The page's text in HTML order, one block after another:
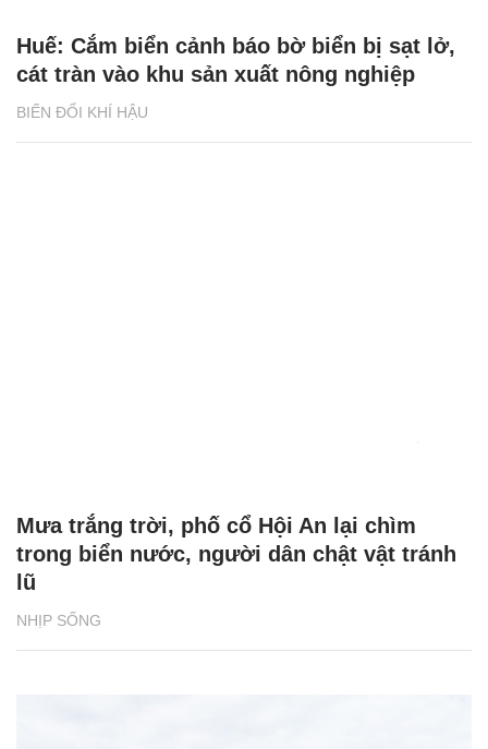
BIẾN ĐỔI KHÍ HẬU
Huế: Cắm biển cảnh báo bờ biển bị sạt lở,
cát tràn vào khu sản xuất nông nghiệp
NHỊP SỐNG
Mưa trắng trời, phố cổ Hội An lại chìm
trong biển nước, người dân chật vật tránh
lũ